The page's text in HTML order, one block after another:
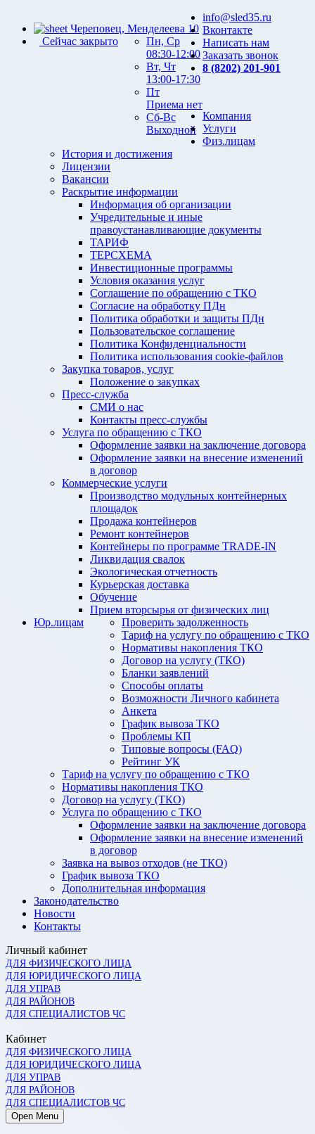
Череповец, Менделеева 10
Сейчас закрыто
Пн, Ср
08:30-12:00
Вт, Чт
13:00-17:30
Пт
Приема нет
Сб-Вс
Выходной
info@sled35.ru
Вконтакте
Написать нам
Заказать звонок
8 (8202) 201-901
Компания
История и достижения
Лицензии
Вакансии
Раскрытие информации
Информация об организации
Учредительные и иные
правоустанавливающие документы
ТАРИФ
ТЕРСХЕМА
Инвестиционные программы
Условия оказания услуг
Соглашение по обращению с ТКО
Согласие на обработку ПДн
Политика обработки и защиты ПДн
Пользовательское соглашение
Политика Конфиденциальности
Политика использования cookie-файлов
Закупка товаров, услуг
Положение о закупках
Пресс-служба
СМИ о нас
Контакты пресс-службы
Услуги
Услуга по обращению с ТКО
Оформление заявки на заключение договора
Оформление заявки на внесение изменений
в договор
Коммерческие услуги
Производство модульных контейнерных
площадок
Продажа контейнеров
Ремонт контейнеров
Контейнеры по программе TRADE-IN
Ликвидация свалок
Экологическая отчетность
Курьерская доставка
Обучение
Прием вторсырья от физических лиц
Физ.лицам
Проверить задолженность
Тариф на услугу по обращению с ТКО
Нормативы накопления ТКО
Договор на услугу (ТКО)
Бланки заявлений
Способы оплаты
Возможности Личного кабинета
Анкета
График вывоза ТКО
Проблемы КП
Типовые вопросы (FAQ)
Рейтинг УК
Юр.лицам
Тариф на услугу по обращению с ТКО
Нормативы накопления ТКО
Договор на услугу (ТКО)
Услуга по обращению с ТКО
Оформление заявки на заключение договора
Оформление заявки на внесение изменений
в договор
Заявка на вывоз отходов (не ТКО)
График вывоза ТКО
Дополнительная информация
Законодательство
Новости
Контакты
Личный кабинет
ДЛЯ ФИЗИЧЕСКОГО ЛИЦА
ДЛЯ ЮРИДИЧЕСКОГО ЛИЦА
ДЛЯ УПРАВ
ДЛЯ РАЙОНОВ
ДЛЯ СПЕЦИАЛИСТОВ ЧС
Кабинет
ДЛЯ ФИЗИЧЕСКОГО ЛИЦА
ДЛЯ ЮРИДИЧЕСКОГО ЛИЦА
ДЛЯ УПРАВ
ДЛЯ РАЙОНОВ
ДЛЯ СПЕЦИАЛИСТОВ ЧС
Open Menu